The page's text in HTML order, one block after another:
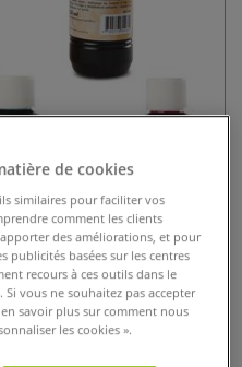
O'Color
de cookies
similaires pour faciliter vos
comment les clients
des améliorations, et pour
publicités basées sur les centres
recours à ces outils dans le
vous ne souhaitez pas accepter
savoir plus sur comment nous
les cookies ».